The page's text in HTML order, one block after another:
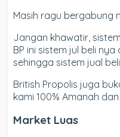
Masih ragu bergabung
Jangan khawatir,
BP ini sistem jul beli nya
sehingga sistem jual
British Propolis juga
kami 100% Amanah
Market Luas